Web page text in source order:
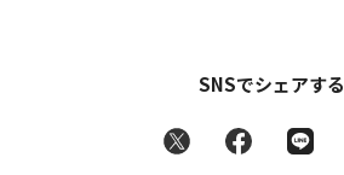
SNSでシェアする